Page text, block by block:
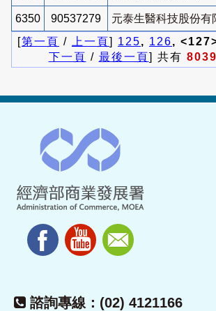
6350 90537279
元泰生醫科技股份有
[第一頁 / 上一頁] 125, 126,
下一頁 / 最後一頁] 共有 8039
諮詢專線：(02) 4121166